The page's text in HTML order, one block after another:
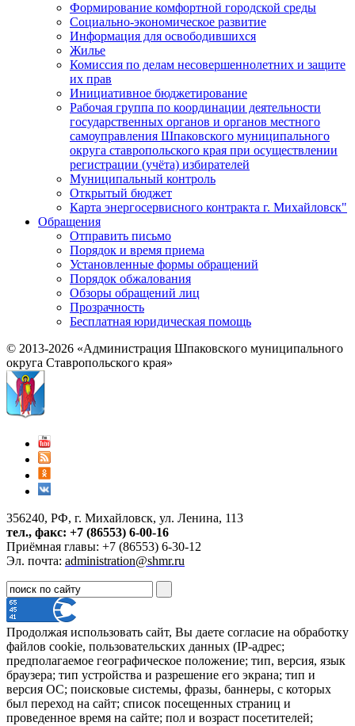
Формирование комфортной городской среды
Социально-экономическое развитие
Информация для освободившихся
Жилье
Комиссия по делам несовершеннолетних и защите
их прав
Инициативное бюджетирование
Рабочая группа по координации деятельности
государственных органов и органов местного
самоуправления Шпаковского муниципального
округа ставропольского края при осуществлении
регистрации (учёта) избирателей
Муниципальный контроль
Открытый бюджет
Карта энергосервисного контракта г. Михайловск"
Обращения
Отправить письмо
Порядок и время приема
Установленные формы обращений
Порядок обжалования
Обзоры обращений лиц
Прозрачность
Бесплатная юридическая помощь
© 2013-2026 «Администрация Шпаковского муниципального
округа Ставропольского края»
356240, РФ, г. Михайловск, ул. Ленина, 113
тел., факс: +7 (86553) 6-00-16
Приёмная главы: +7 (86553) 6-30-12
Эл. почта: administration@shmr.ru
Продолжая использовать сайт, Вы даете согласие на обработку
файлов cookie, пользовательских данных (IP-адрес;
предполагаемое географическое положение; тип, версия, язык
браузера; тип устройства и разрешение его экрана; тип и
версия ОС; поисковые системы, фразы, баннеры, с которых
был переход на сайт; список посещенных страниц и
проведенное время на сайте; пол и возраст посетителей;